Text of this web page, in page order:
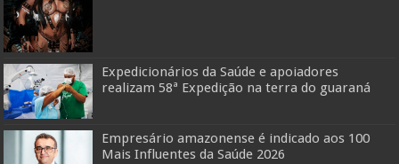
Expedicionários da Saúde e apoiadores
realizam 58ª Expedição na terra do guaraná
Empresário amazonense é indicado aos 100
Mais Influentes da Saúde 2026